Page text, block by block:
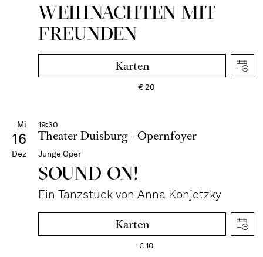
WEIH­NACH­TEN MIT
FREUN­DEN
Karten
€20
Mi
16
Dez
19:30
Theater Duisburg – Opernfoyer
Junge Oper
SOUND ON!
Ein Tanzstück von Anna Konjetzky
Karten
€10